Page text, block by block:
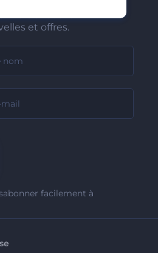
à recevoir
et offres.
facilement à